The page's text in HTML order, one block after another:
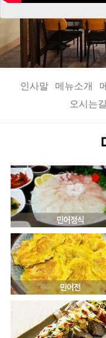
인사말 메뉴소개
오시는길